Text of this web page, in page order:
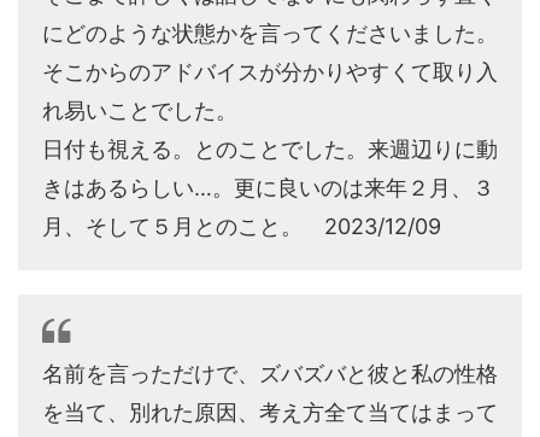
にどのような状態かを言ってくださいました。
そこからのアドバイスが分かりやすくて取り入
れ易いことでした。
日付も視える。とのことでした。来週辺りに動
きはあるらしい…。更に良いのは来年２月、３
月、そして５月とのこと。 2023/12/09
名前を言っただけで、ズバズバと彼と私の性格
を当て、別れた原因、考え方全て当てはまって